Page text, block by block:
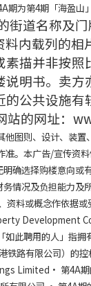
为第4期「海盈山
道名称及
内载列的
描并非按
明书。卖方
公共设施
站的网址：
图则、设计、装
。本广告/宣传资
确选择购楼意向
情况及负担能力
料或概念作依据或
Development
此聘用的人」指
铁路有限公司）
Limited• 第4A期